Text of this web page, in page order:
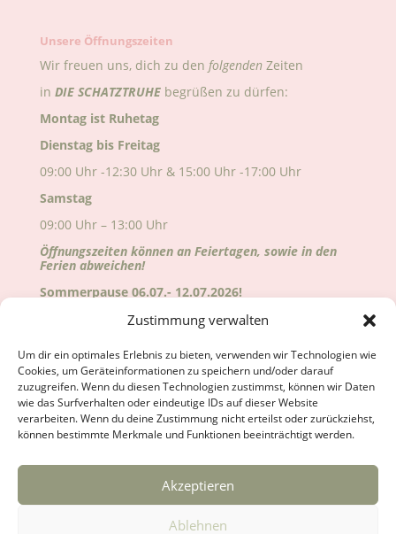
Zustimmung verwalten
Um dir ein optimales Erlebnis zu bieten, verwenden wir Technologien wie
Cookies, um Geräteinformationen zu speichern und/oder darauf
zuzugreifen. Wenn du diesen Technologien zustimmst, können wir Daten
wie das Surfverhalten oder eindeutige IDs auf dieser Website
verarbeiten. Wenn du deine Zustimmung nicht erteilst oder zurückziehst,
können bestimmte Merkmale und Funktionen beeinträchtigt werden.
Akzeptieren
Ablehnen
Unsere Öffnungszeiten
Wir freuen uns, dich zu den folgenden Zeiten
in DIE SCHATZTRUHEbegrüßen zu dürfen:
Montag ist Ruhetag
Dienstag bis Freitag
09:00 Uhr -12:30 Uhr & 15:00 Uhr -17:00 Uhr
Samstag
09:00 Uhr – 13:00 Uhr
Öffnungszeiten können an Feiertagen, sowie in den
Ferien abweichen!
Sommerpause 06.07.- 12.07.2026!
Alle Änderungen sind auf Google ersichtlich!
Anfahrt
Impressum
Datenschutzerklärung
Cookie-Richtlinie (EU)